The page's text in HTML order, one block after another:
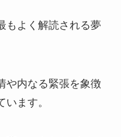
もよく解読される夢
や内なる緊張を象徴
ます。